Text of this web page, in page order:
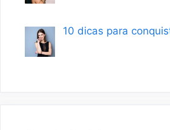
10 dicas para